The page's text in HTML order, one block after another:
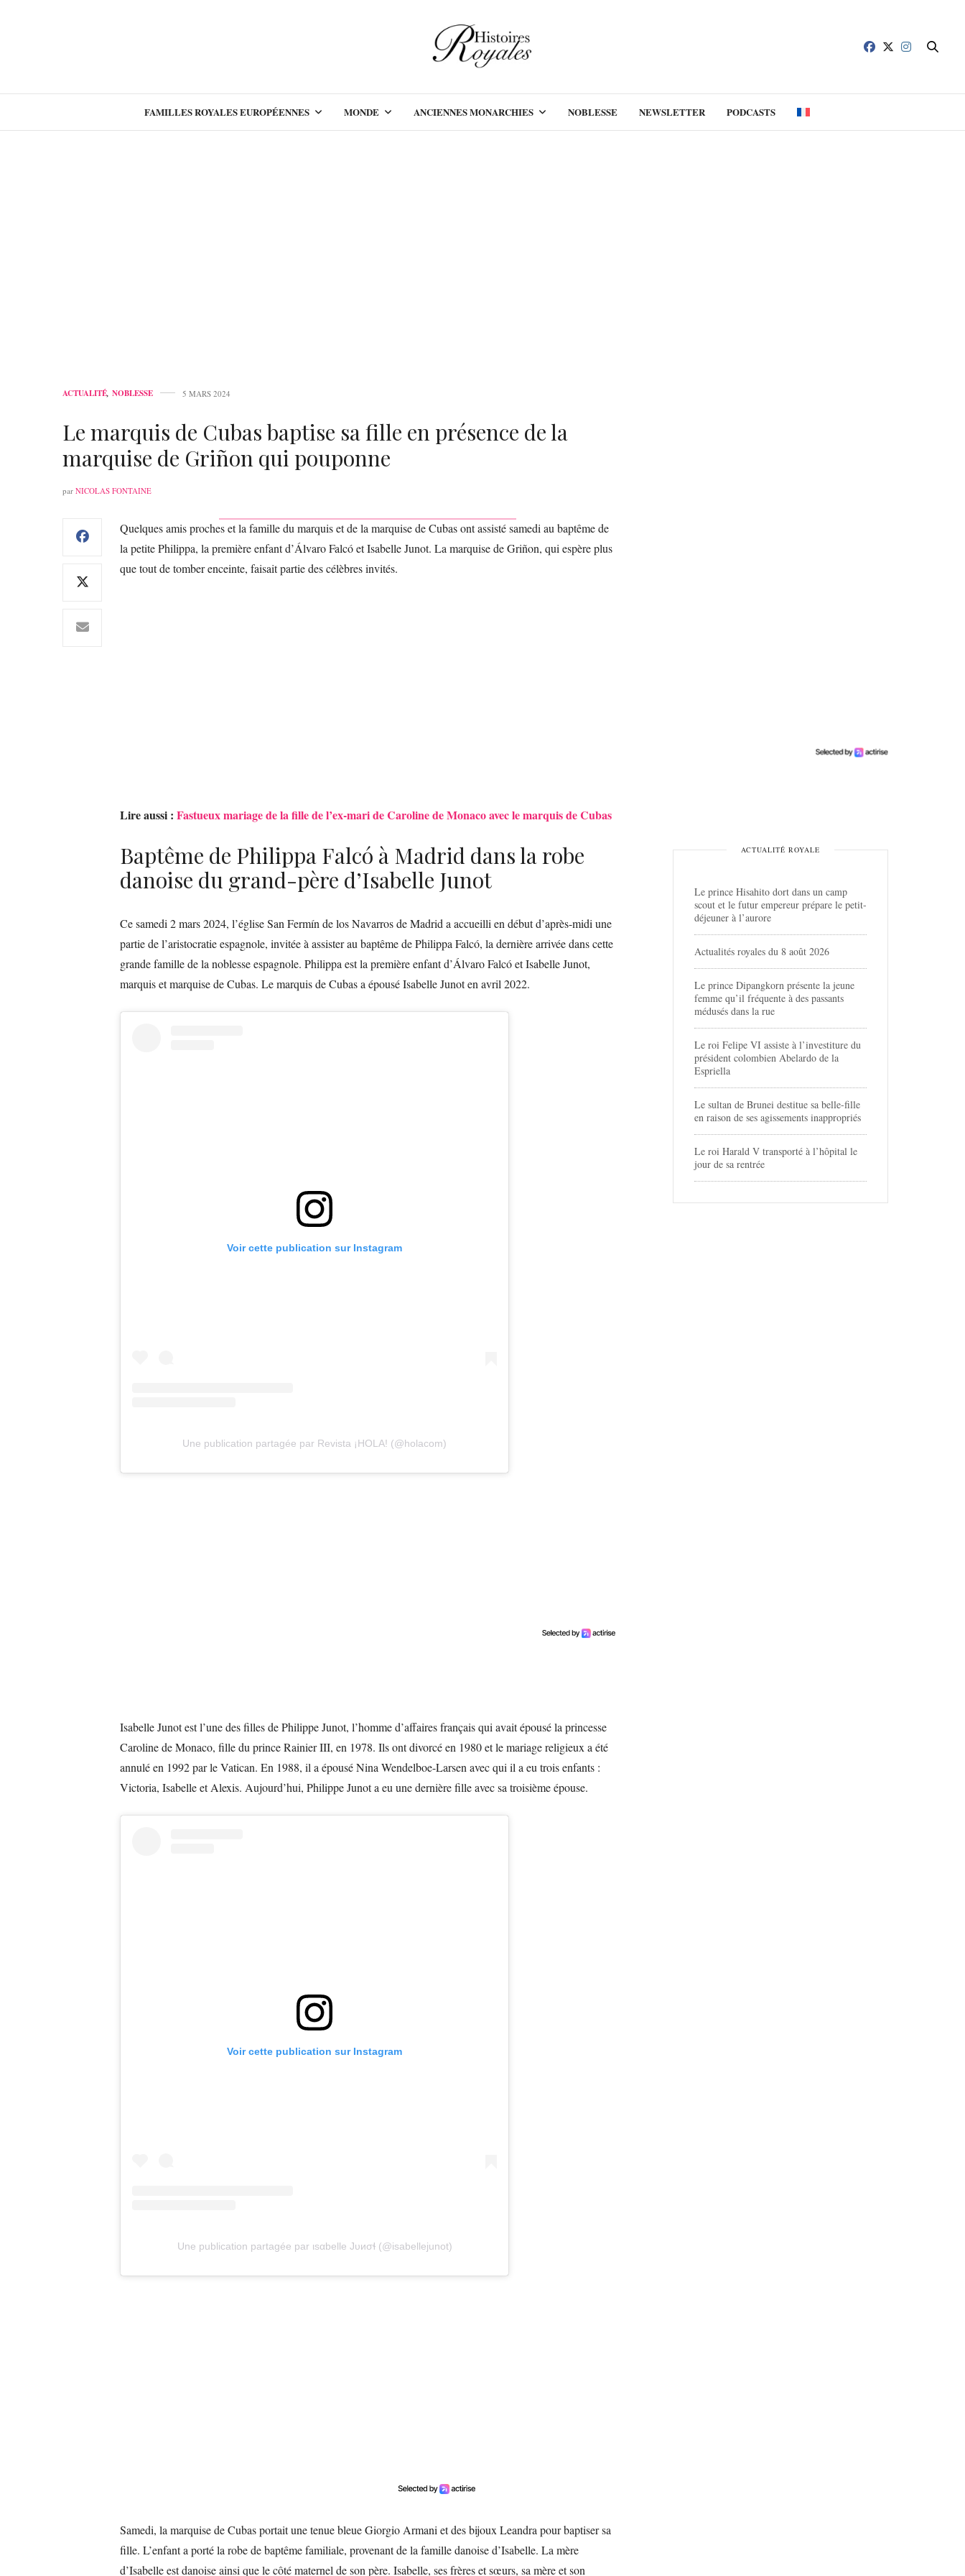
FAMILLES ROYALES EUROPÉENNES MONDE ANCIENNES MONARCHIES NOBLESSE NEWSLETTER PODCASTS
ACTUALITÉ, NOBLESSE 5 MARS 2024
Le marquis de Cubas baptise sa fille en présence de la
marquise de Griñon qui pouponne
par NICOLAS FONTAINE
Quelques amis proches et la famille du marquis et de la marquise de Cubas ont assisté samedi au baptême de
la petite Philippa, la première enfant d’Álvaro Falcó et Isabelle Junot. La marquise de Griñon, qui espère plus
que tout de tomber enceinte, faisait partie des célèbres invités.
Lire aussi : Fastueux mariage de la fille de l’ex-mari de Caroline de Monaco avec le marquis de Cubas
Baptême de Philippa Falcó à Madrid dans la robe
danoise du grand-père d’Isabelle Junot
Ce samedi 2 mars 2024, l’église San Fermín de los Navarros de Madrid a accueilli en début d’après-midi une
partie de l’aristocratie espagnole, invitée à assister au baptême de Philippa Falcó, la dernière arrivée dans cette
grande famille de la noblesse espagnole. Philippa est la première enfant d’Álvaro Falcó et Isabelle Junot,
marquis et marquise de Cubas. Le marquis de Cubas a épousé Isabelle Junot en avril 2022.
Voir cette publication sur Instagram
Une publication partagée par Revista ¡HOLA! (@holacom)
Isabelle Junot est l’une des filles de Philippe Junot, l’homme d’affaires français qui avait épousé la princesse
Caroline de Monaco, fille du prince Rainier III, en 1978. Ils ont divorcé en 1980 et le mariage religieux a été
annulé en 1992 par le Vatican. En 1988, il a épousé Nina Wendelboe-Larsen avec qui il a eu trois enfants :
Victoria, Isabelle et Alexis. Aujourd’hui, Philippe Junot a eu une dernière fille avec sa troisième épouse.
Voir cette publication sur Instagram
Une publication partagée par ιѕαbelle Jυиσɬ (@isabellejunot)
Samedi, la marquise de Cubas portait une tenue bleue Giorgio Armani et des bijoux Leandra pour baptiser sa
fille. L’enfant a porté la robe de baptême familiale, provenant de la famille danoise d’Isabelle. La mère
d’Isabelle est danoise ainsi que le côté maternel de son père. Isabelle, ses frères et sœurs, sa mère et son
ACTUALITÉ ROYALE
Le prince Hisahito dort dans un camp
scout et le futur empereur prépare le petit-
déjeuner à l’aurore
Actualités royales du 8 août 2026
Le prince Dipangkorn présente la jeune
femme qu’il fréquente à des passants
médusés dans la rue
Le roi Felipe VI assiste à l’investiture du
président colombien Abelardo de la
Espriella
Le sultan de Brunei destitue sa belle-fille
en raison de ses agissements inappropriés
Le roi Harald V transporté à l’hôpital le
jour de sa rentrée